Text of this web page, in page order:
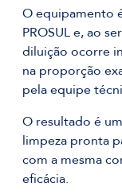
O equipamento
PROSUL e, ao
diluição ocorre
na proporção
pela equipe
O resultado é
limpeza pronta
com a mesma
eficácia.